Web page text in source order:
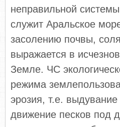
неправильной
служит Аральское
засолению почвы,
выражается в
Земле. ЧС
режима
эрозия, т.е.
движение песков под